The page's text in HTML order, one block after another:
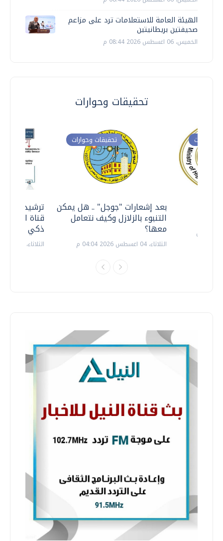
الهيئة العامة للاستعلامات ترد على مزاعم
صحيفتين بريطانيتين
الخميس، 06 اغسطس 2026 08:44 م
تحقيقات وحوارات
ترشيدا
قناة
ذكي
الثلاثاء، 14 يوليو 2026 06:11 م
تحقيقات وحوارات
بعد إشعارات "جوجل" .. هل يمكن
التنبوء بالزلازل وكيف نتعامل
معها؟
الثلاثاء، 04 اغسطس 2026 04:04 م
وحوارات